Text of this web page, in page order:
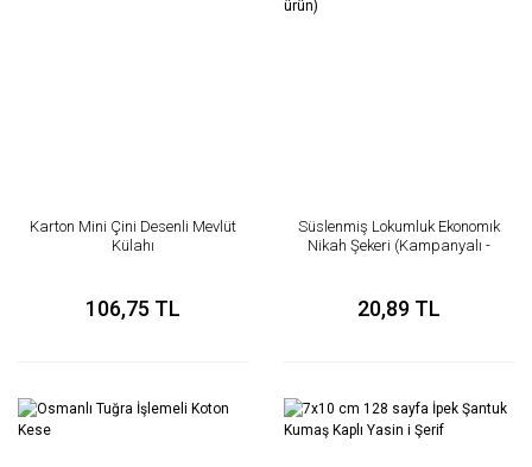
Karton Mini Çini Desenli Mevlüt
Külahı
106,75 TL
Süslenmiş Lokumluk Ekonomık
Nikah Şekeri (Kampanyalı -
20,89 TL